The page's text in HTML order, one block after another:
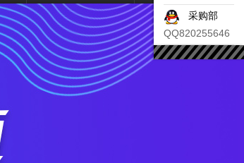
采购部
QQ820255646